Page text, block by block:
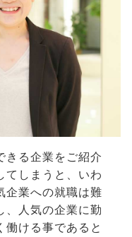
きる企業をご紹介
てしまうと、いわ
企業への就職は難
、人気の企業に勤
働ける事であると